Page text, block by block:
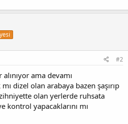
#2
ama devamı
dizel olan arabaya bazen şaşırıp
olan yerlerde ruhsata
kontrol yapacaklarını mı